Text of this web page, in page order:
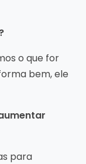
o que for
bem, ele
para